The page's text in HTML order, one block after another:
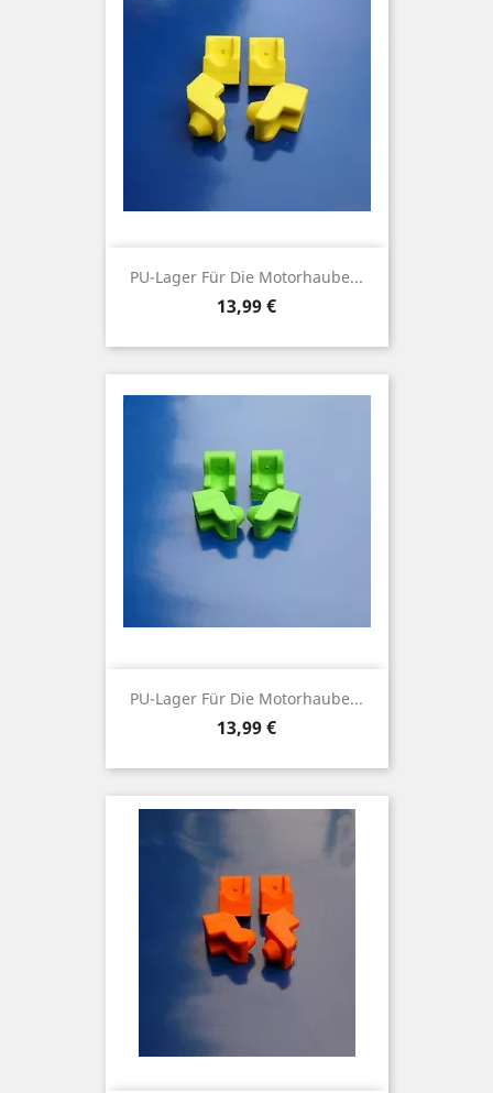
PU-Lager Für Die Motorhaube...
Preis
13,99 €
PU-Lager Für Die Motorhaube...
Preis
13,99 €